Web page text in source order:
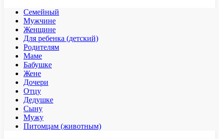
Семейный
Мужчине
Женщине
Для ребенка (детский)
Родителям
Маме
Бабушке
Жене
Дочери
Отцу
Дедушке
Сыну
Мужу
Питомцам (животным)